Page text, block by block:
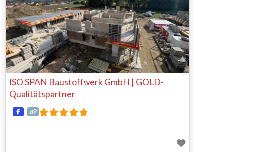
ISO SPAN Baustoffwerk GmbH | GOLD-
Qualitätspartner